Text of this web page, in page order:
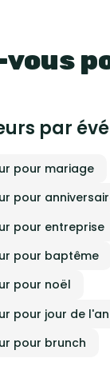
par
pour mariage
pour
pour entreprise
pour baptême
pour noël
pour jour de l'an
pour brunch